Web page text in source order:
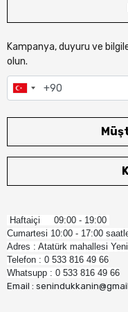
Kampanya, duyuru ve
olun.
Haftaiçi 09:00 - 19:00
Cumartesi 10:00 - 17:00
Adres : Atatürk mahallesi
Telefon : 0 533 816 49 66
Whatsupp : 0 533 816 49 66
Email :